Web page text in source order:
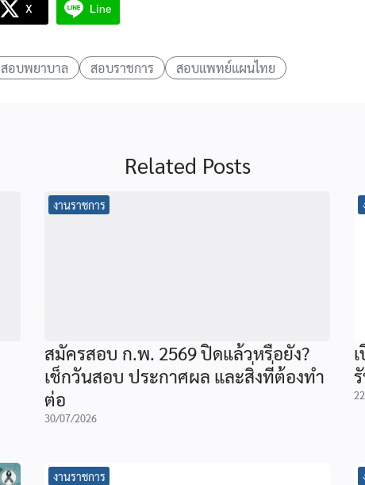
X Line
สอบพยาบาล สอบราชการ สอบแพทย์แผนไทย
Related Posts
งานราชการ
สมัครสอบ ก.พ. 2569 ปิดแล้วหรือยัง?
เช็กวันสอบ ประกาศผล และสิ่งที่ต้องทำ
ต่อ
30/07/2026
งานราชการ